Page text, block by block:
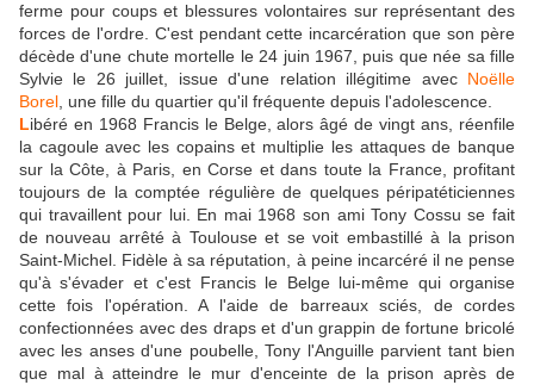
ferme pour coups et blessures volontaires sur représentant des
forces de l'ordre. C'est pendant cette incarcération que son père
décède d'une chute mortelle le 24 juin 1967, puis que née sa fille
Sylvie le 26 juillet, issue d'une relation illégitime avec Noëlle
Borel , une fille du quartier qu'il fréquente depuis l'adolescence.
Libéré en 1968 Francis le Belge, alors âgé de vingt ans, réenfile
la cagoule avec les copains et multiplie les attaques de banque
sur la Côte, à Paris, en Corse et dans toute la France, profitant
toujours de la comptée régulière de quelques péripatéticiennes
qui travaillent pour lui. En mai 1968 son ami Tony Cossu se fait
de nouveau arrêté à Toulouse et se voit embastillé à la prison
Saint-Michel. Fidèle à sa réputation, à peine incarcéré il ne pense
qu'à s'évader et c'est Francis le Belge lui-même qui organise
cette fois l'opération. A l'aide de barreaux sciés, de cordes
confectionnées avec des draps et d'un grappin de fortune bricolé
avec les anses d'une poubelle, Tony l'Anguille parvient tant bien
que mal à atteindre le mur d'enceinte de la prison après de